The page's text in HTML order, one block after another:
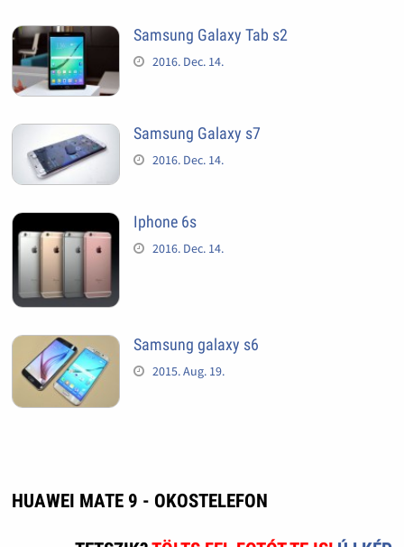
Samsung Galaxy Tab s2
2016. Dec. 14.
Samsung Galaxy s7
2016. Dec. 14.
Iphone 6s
2016. Dec. 14.
Samsung galaxy s6
2015. Aug. 19.
HUAWEI MATE 9 - OKOSTELEFON